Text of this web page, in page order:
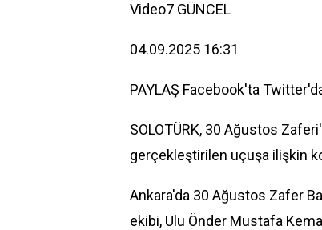
Video7 GÜNCEL
04.09.2025 16:31
PAYLAŞ Facebook'ta
SOLOTÜRK, 30 Ağustos
gerçekleştirilen uçuşa ilişkin
Ankara'da 30 Ağustos Zafer
ekibi, Ulu Önder Mustafa